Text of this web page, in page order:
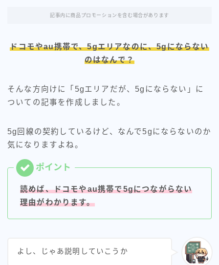
カテゴリー
ahamo光
enひかり
記事内に商品プロモーションを含む場合があります
ドコモやau携帯で、5gエリアなのに、5gにならない
のはなんで？
そんな方向けに「5gエリアだが、5gにならない」に
ついての記事を作成しました。
5g回線の契約しているけど、なんで5gにならないのか
気になりますよね。
読めば、ドコモやau携帯で5gにつながらない
理由がわかります。
よし、じゃあ説明していこうか